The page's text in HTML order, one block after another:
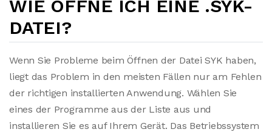
WIE ÖFFNE ICH EINE .SYK-
DATEI?
Wenn Sie Probleme beim Öffnen der Datei SYK haben,
liegt das Problem in den meisten Fällen nur am Fehlen
der richtigen installierten Anwendung. Wählen Sie
eines der Programme aus der Liste aus und
installieren Sie es auf Ihrem Gerät. Das Betriebssystem